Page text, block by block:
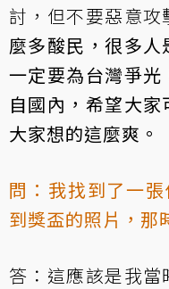
討，但不要惡意攻
麼多酸民，很多
一定要為台灣爭
自國內，希望大
大家想的這麼爽。
問：我找到了一
到獎盃的照片，那
答：這應該是我